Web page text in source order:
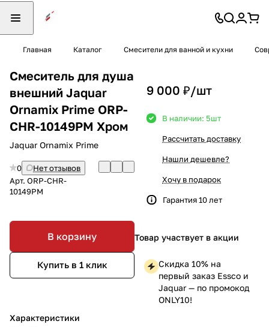
Главная Каталог Смесители для ванной и кухни
Смеситель для душа
внешний Jaquar
Ornamix Prime ORP-
CHR-10149PM Хром
Jaquar Ornamix Prime
0
Нет отзывов
Арт. ORP-CHR-
10149PM
В корзину
Купить в 1 клик
Характеристики
9 000 ₽/шт
В наличии: 5шт
Рассчитать доставку
Нашли дешевле?
Хочу в подарок
Гарантия 10 лет
Товар участвует в акции
Скидка 10% на
первый заказ Essco и
Jaquar — по промокод
ONLY10!